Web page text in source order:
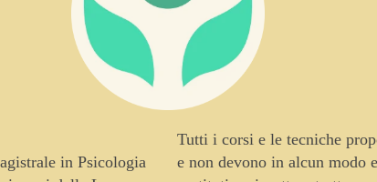
in Psicologia
Tutti i corsi e le tecniche
e non devono in alcun modo